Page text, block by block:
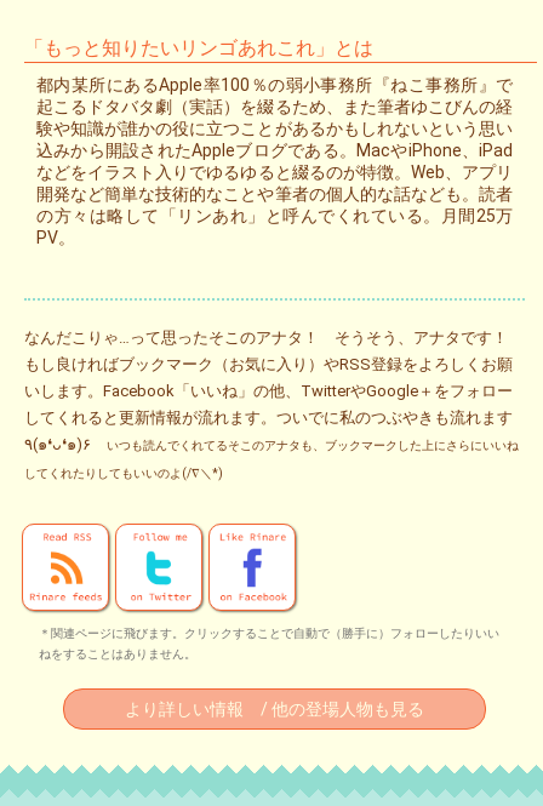
「もっと知りたいリンゴあれこれ」とは
都内某所にあるApple率100％の弱小事務所『ねこ事務所』で
起こるドタバタ劇（実話）を綴るため、また筆者ゆこびんの経
験や知識が誰かの役に立つことがあるかもしれないという思い
込みから開設されたAppleブログである。MacやiPhone、iPad
などをイラスト入りでゆるゆると綴るのが特徴。Web、アプリ
開発など簡単な技術的なことや筆者の個人的な話なども。読者
の方々は略して「リンあれ」と呼んでくれている。月間25万
PV。
なんだこりゃ…って思ったそこのアナタ！ そうそう、アナタです！
もし良ければブックマーク（お気に入り）やRSS登録をよろしくお願
いします。Facebook「いいね」の他、TwitterやGoogle＋をフォロー
してくれると更新情報が流れます。ついでに私のつぶやきも流れます
٩(๑❛ᴗ❛๑)۶
いつも読んでくれてるそこのアナタも、ブックマークした上にさらにいいね
してくれたりしてもいいのよ(/∇＼*)
＊関連ページに飛びます。クリックすることで自動で（勝手に）フォローしたりいい
ねをすることはありません。
より詳しい情報 / 他の登場人物も見る